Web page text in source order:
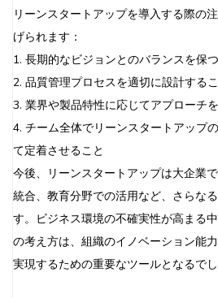
リーンスタートアップを導入する際の
げられます：
1. 長期的なビジョンとのバランスを保
2. 品質管理プロセスを適切に設計する
3. 業界や製品特性に応じてアプローチ
4. チーム全体でリーンスタートアップ
て定着させること
今後、リーンスタートアップは大企業
統合、教育分野での活用など、さらな
す。ビジネス環境の不確実性が高まる
の考え方は、組織のイノベーション能
実現するための重要なツールとなるでし